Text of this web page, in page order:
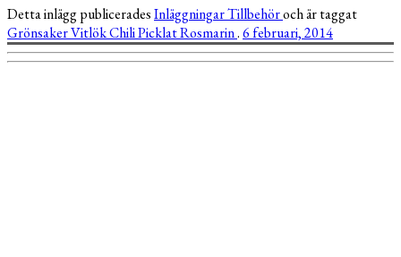
Detta inlägg publiceradesInläggningarTillbehöroch är taggat
GrönsakerVitlökChiliPicklatRosmarin.6 februari, 2014